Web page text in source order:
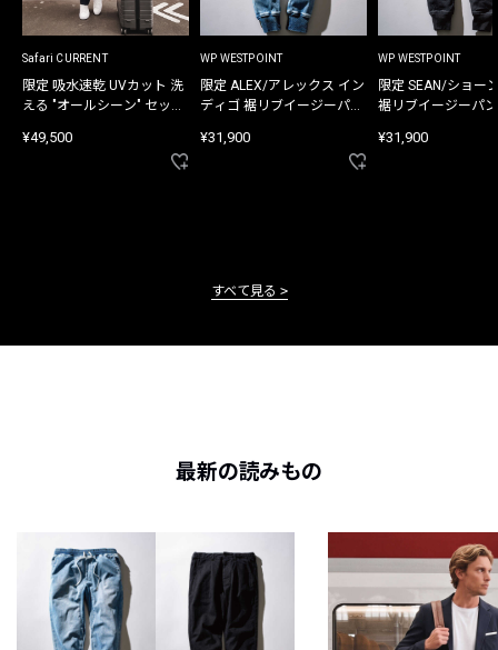
Safari CURRENT
限定 吸水速乾 UVカット 洗
える "オールシーン" セット
¥49,500
WP WESTPOINT
限定 ALEX/アレックス イン
ディゴ 裾リブイージーパン
¥31,900
WP WESTPOINT
限定 SEAN/ショー
裾リブイージーパ
¥31,900
すべて見る
最新の読みもの